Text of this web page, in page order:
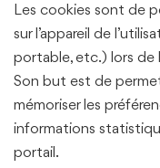
Les cookies sont de
sur l’appareil de
portable, etc.) lors de
Son but est de
mémoriser les
informations
portail.